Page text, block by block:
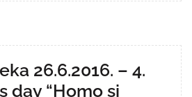
26.6.2016. – 4.
day “Homo si